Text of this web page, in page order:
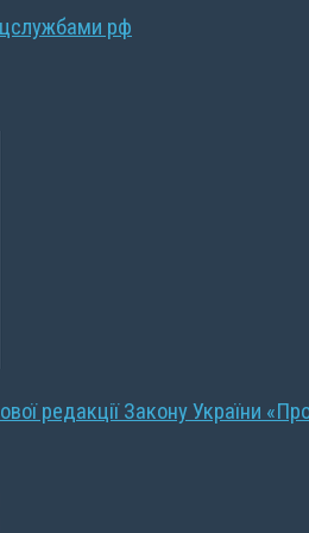
рф
редакції Закону України